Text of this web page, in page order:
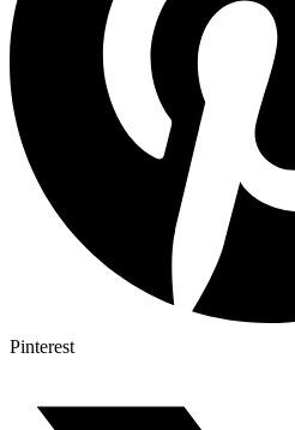
Pinterest